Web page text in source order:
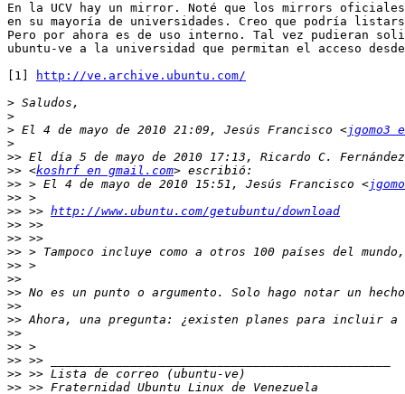
En la UCV hay un mirror. Noté que los mirrors
en su mayoría de universidades. Creo que podría
Pero por ahora es de uso interno. Tal vez pudieran
ubuntu-ve a la universidad que permitan el acceso
[1]
http://ve.archive.ubuntu.com/
>
>
> El 4 de mayo de 2010 21:09, Jesús Francisco <jgomo3
>
>>
>> <koshrf en gmail.com
>> > El 4 de mayo de 2010 15:51, Jesús Francisco <
>>
>> >> http://www.ubuntu.com/getubuntu/download
>>
>>
>>
>>
>>
>>
>>
>>
>>
>>
>>
>>
>>